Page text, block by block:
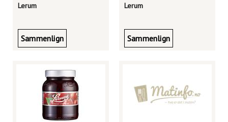
Lerum
Sammenlign
Lerum
Sammenlign